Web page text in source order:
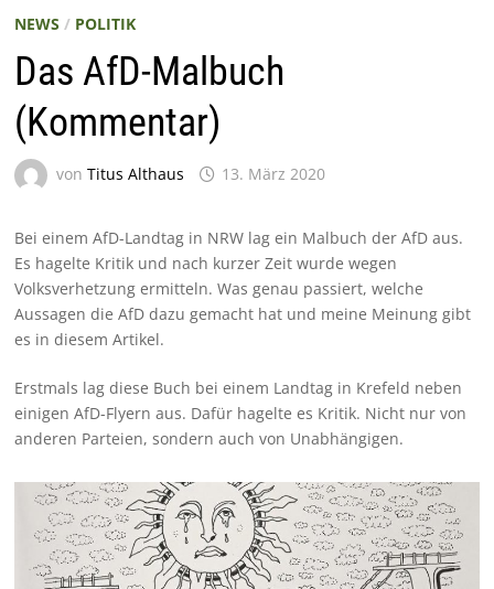
NEWS / POLITIK
Das AfD-Malbuch
(Kommentar)
von Titus Althaus 13. März 2020
Bei einem AfD-Landtag in NRW lag ein Malbuch der AfD aus.
Es hagelte Kritik und nach kurzer Zeit wurde wegen
Volksverhetzung ermitteln. Was genau passiert, welche
Aussagen die AfD dazu gemacht hat und meine Meinung gibt
es in diesem Artikel.
Erstmals lag diese Buch bei einem Landtag in Krefeld neben
einigen AfD-Flyern aus. Dafür hagelte es Kritik. Nicht nur von
anderen Parteien, sondern auch von Unabhängigen.